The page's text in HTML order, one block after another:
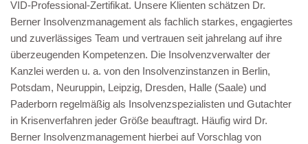
VID-Professional-Zertifikat. Unsere Klienten schätzen Dr.
Berner Insolvenzmanagement als fachlich starkes, engagiertes
und zuverlässiges Team und vertrauen seit jahrelang auf ihre
überzeugenden Kompetenzen. Die Insolvenzverwalter der
Kanzlei werden u. a. von den Insolvenzinstanzen in Berlin,
Potsdam, Neuruppin, Leipzig, Dresden, Halle (Saale) und
Paderborn regelmäßig als Insolvenzspezialisten und Gutachter
in Krisenverfahren jeder Größe beauftragt. Häufig wird Dr.
Berner Insolvenzmanagement hierbei auf Vorschlag von